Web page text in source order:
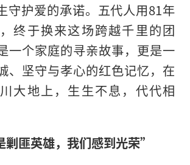
守护爱的承诺。五代人用81年
终于换来这场跨越千里的团
一个家庭的寻亲故事，更是一
、坚守与孝心的红色记忆，在
大地上，生生不息，代代相
剿匪英雄，我们感到光荣”